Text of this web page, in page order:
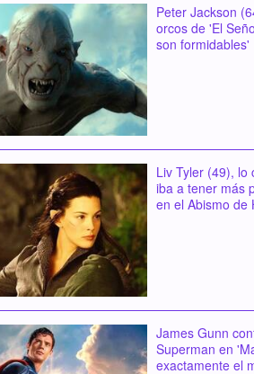
Peter Jackson
orcos de 'El
son formidables'
Liv Tyler (49), lo
iba a tener más
en el Abismo de
James Gunn
Superman en
exactamente el